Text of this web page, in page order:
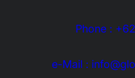
Phone :
e-Mail :